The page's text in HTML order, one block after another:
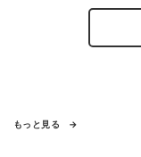
もっと見る